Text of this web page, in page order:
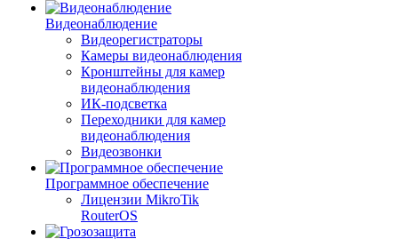
Видеонаблюдение
Видеорегистраторы
Камеры видеонаблюдения
Кронштейны для камер
видеонаблюдения
ИК-подсветка
Переходники для камер
видеонаблюдения
Видеозвонки
Программное обеспечение
Лицензии MikroTik
RouterOS